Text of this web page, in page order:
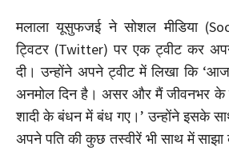
मलाला यूसुफजई ने सोशल मीडिया
ट्विटर (Twitter) पर एक ट्वीट कर
दी। उन्होंने अपने ट्वीट में लिखा कि
अनमोल दिन है। असर और मैं जीवनभर के
शादी के बंधन में बंध गए।’ उन्होंने इसके
अपने पति की कुछ तस्वीरें भी साथ में साझा